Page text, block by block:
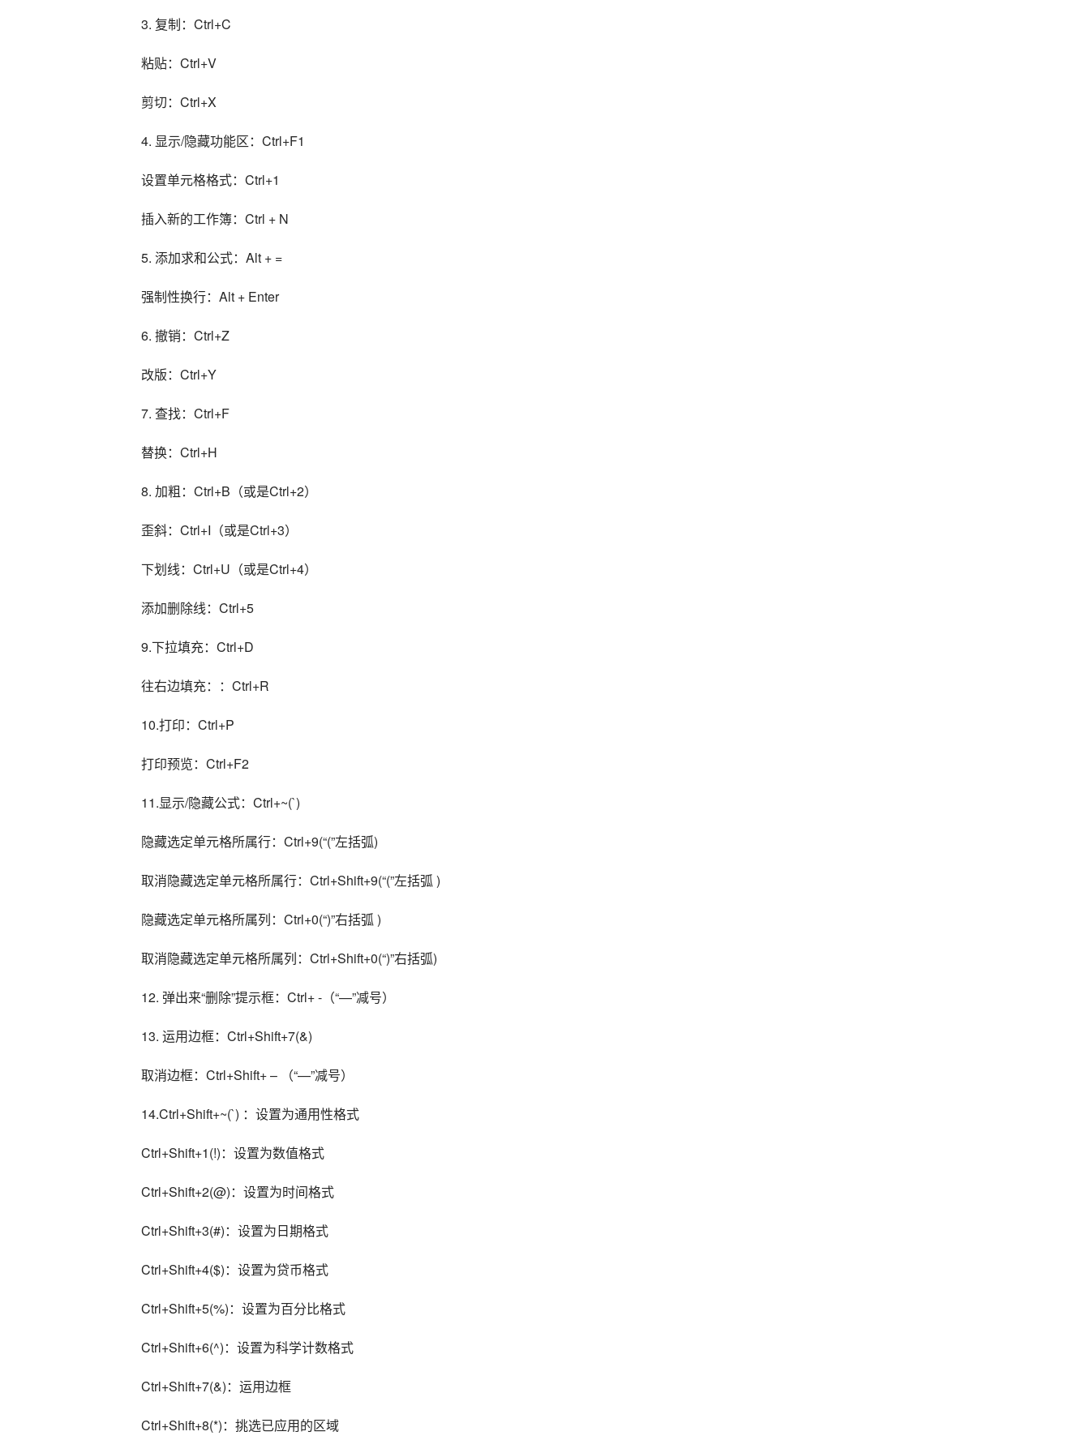
3. 复制：Ctrl+C
粘贴：Ctrl+V
剪切：Ctrl+X
4. 显示/隐藏功能区：Ctrl+F1
设置单元格格式：Ctrl+1
插入新的工作簿：Ctrl + N
5. 添加求和公式：Alt + =
强制性换行：Alt + Enter
6. 撤销：Ctrl+Z
改版：Ctrl+Y
7. 查找：Ctrl+F
替换：Ctrl+H
8. 加粗：Ctrl+B（或是Ctrl+2）
歪斜：Ctrl+I（或是Ctrl+3）
下划线：Ctrl+U（或是Ctrl+4）
添加删除线：Ctrl+5
9.下拉填充：Ctrl+D
往右边填充：：Ctrl+R
10.打印：Ctrl+P
打印预览：Ctrl+F2
11.显示/隐藏公式：Ctrl+~(`)
隐藏选定单元格所属行：Ctrl+9(“(”左括弧)
取消隐藏选定单元格所属行：Ctrl+Shift+9(“(”左括弧 )
隐藏选定单元格所属列：Ctrl+0(“)”右括弧 )
取消隐藏选定单元格所属列：Ctrl+Shift+0(“)”右括弧)
12. 弹出来“删除”提示框：Ctrl+ -（“—”减号）
13. 运用边框：Ctrl+Shift+7(&)
取消边框：Ctrl+Shift+ – （“—”减号）
14.Ctrl+Shift+~(`) ：设置为通用性格式
Ctrl+Shift+1(!)：设置为数值格式
Ctrl+Shift+2(@)：设置为时间格式
Ctrl+Shift+3(#)：设置为日期格式
Ctrl+Shift+4($)：设置为贷币格式
Ctrl+Shift+5(%)：设置为百分比格式
Ctrl+Shift+6(^)：设置为科学计数格式
Ctrl+Shift+7(&)：运用边框
Ctrl+Shift+8(*)：挑选已应用的区域